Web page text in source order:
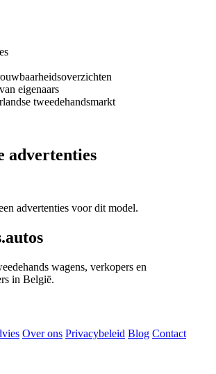
eigenaars
tweedehandsmarkt
advertenties
advertenties voor dit model.
wagens, verkopers en
in België.
Over ons Privacybeleid Blog Contact